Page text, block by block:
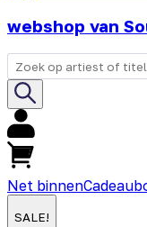
webshop van
Net binnen
SALE!